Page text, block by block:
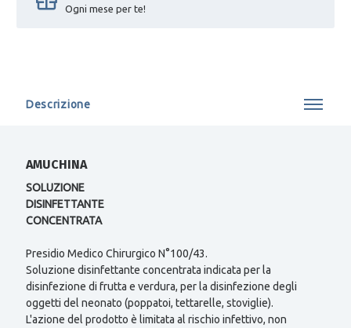
Ogni mese per te!
Descrizione
AMUCHINA
SOLUZIONE
DISINFETTANTE
CONCENTRATA
Presidio Medico Chirurgico N°100/43.
Soluzione disinfettante concentrata indicata per la
disinfezione di frutta e verdura, per la disinfezione degli
oggetti del neonato (poppatoi, tettarelle, stoviglie).
L'azione del prodotto è limitata al rischio infettivo, non